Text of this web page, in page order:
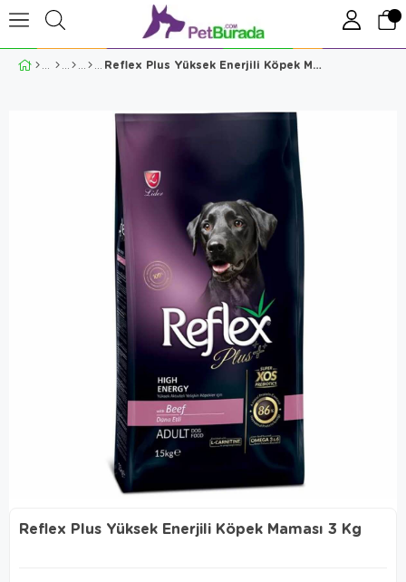
Reflex Plus Yüksek Enerjili Köpek Maması 3 Kg
Reflex Plus Yüksek Enerjili Köpek Maması 3 Kg